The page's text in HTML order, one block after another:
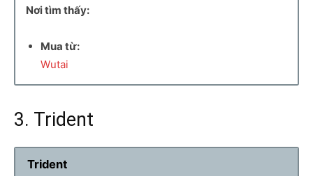
Nơi tìm thấy:
Mua từ:
Wutai
3. Trident
Trident